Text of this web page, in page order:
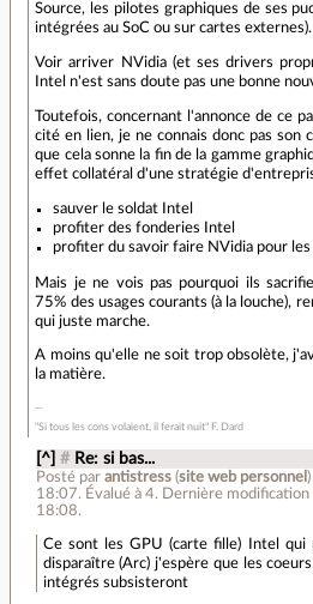
Source, les pilotes graphiques de ses
intégrées au SoC ou sur cartes externes).
Voir arriver NVidia (et ses drivers
Intel n'est sans doute pas une bonne
Toutefois, concernant l'annonce de ce
cité en lien, je ne connais donc pas son
que cela sonne la fin de la gamme
effet collatéral d'une stratégie
sauver le soldat Intel
profiter des fonderies Intel
profiter du savoir faire NVidia pour
Mais je ne vois pas pourquoi ils
75% des usages courants (à la louche),
qui juste marche.
A moins qu'elle ne soit trop obsolète,
la matière.
"Si tous les cons volaient, il ferait nuit" F. Dard
[^] # Re: si bas...
Posté par antistress(site web personnel )
18:07. Évalué à 4. Dernière
18:08.
Ce sont les GPU (carte fille) Intel qui
disparaître (Arc) j'espère que les
intégrés subsisteront